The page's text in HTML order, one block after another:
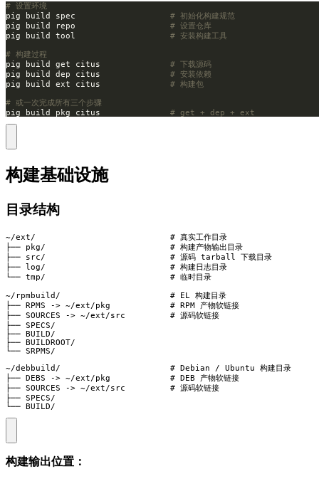
# 设置环境
pig build spec # 初始化构建规范
pig build repo # 设置仓库
pig build tool # 安装构建工具
# 构建过程
pig build get citus # 下载源码
pig build dep citus # 安装依赖
pig build ext citus # 构建包
# 或一次完成所有三个步骤
pig build pkg citus # get + dep + ext
构建基础设施
目录结构
~/ext/                           # 真实工作目录
├── pkg/                         # 构建产物输出目录
├── src/                         # 源码 tarball 下载目录
├── log/                         # 构建日志目录
└── tmp/                         # 临时目录
~/rpmbuild/                      # EL 构建目录
├── RPMS -> ~/ext/pkg            # RPM 产物软链接
├── SOURCES -> ~/ext/src         # 源码软链接
├── SPECS/
├── BUILD/
├── BUILDROOT/
└── SRPMS/
~/debbuild/                      # Debian / Ubuntu 构建目录
├── DEBS -> ~/ext/pkg            # DEB 产物软链接
├── SOURCES -> ~/ext/src         # 源码软链接
├── SPECS/
└── BUILD/
构建输出位置：